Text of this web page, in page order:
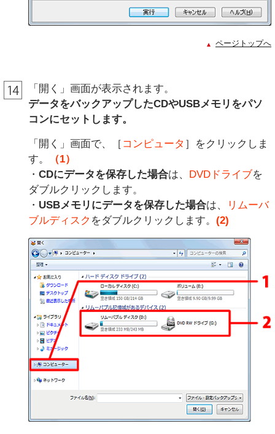
ページトップへ
「開く」画面が表示されます。
データをバックアップしたCDやUSBメモリをパソ
コンにセットします。
「開く」画面で、［ コンピュータ ］をクリックしま
す。
（1）
・ CDにデータを保存した場合は、 DVDドライブを
ダブルクリックします。
・ USBメモリにデータを保存した場合は、
リムーバ
ブルディスク をダブルクリックします。 (2)